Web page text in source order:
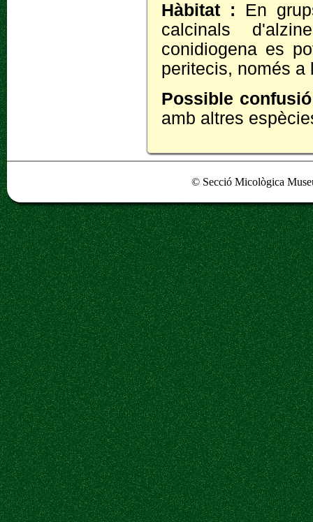
Hàbitat : En
calcinals
conidiogena es
peritecis, només a
Possible
amb altres
© Secció Micològica